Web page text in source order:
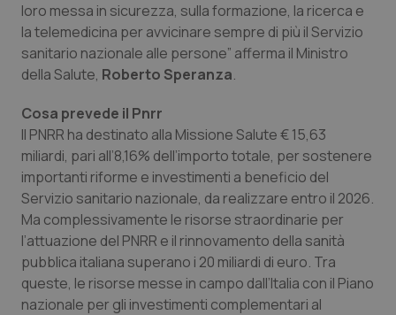
Piemonte
Provincia Autonoma di Bolzano
Provincia Autonoma di Trento
Puglia
Sardegna
Sicilia
Toscana
HIV
Infezioni & Febbre
Ipertensione & Scompenso
Malattie rare
Malattia di Crohn & Rettocolite Ulcerosa
Neuroscienze & patologie neurodegenerative
Obesità
loro messa in sicurezza, sulla formazione, la ricerca e
la telemedicina per avvicinare sempre di più il Servizio
sanitario nazionale alle persone” afferma il Ministro
della Salute, Roberto Speranza.
Cosa prevede il Pnrr
Il PNRR ha destinato alla Missione Salute € 15,63
miliardi, pari all’8,16% dell’importo totale, per sostenere
importanti riforme e investimenti a beneficio del
Servizio sanitario nazionale, da realizzare entro il 2026.
Ma complessivamente le risorse straordinarie per
l’attuazione del PNRR e il rinnovamento della sanità
pubblica italiana superano i 20 miliardi di euro. Tra
queste, le risorse messe in campo dall’Italia con il Piano
nazionale per gli investimenti complementari al